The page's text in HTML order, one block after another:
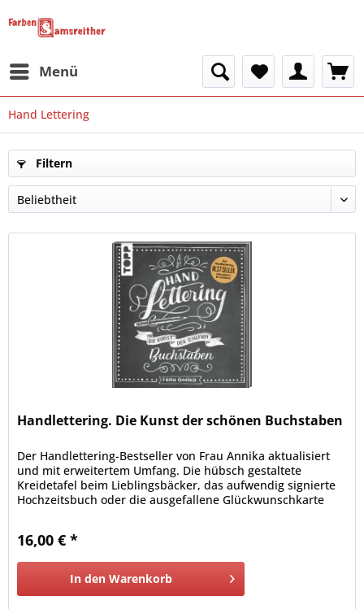
Menü
Hand Lettering
Filtern
Handlettering. Die Kunst der schönen Buchstaben
Der Handlettering-Bestseller von Frau Annika aktualisiert
und mit erweitertem Umfang. Die hübsch gestaltete
Kreidetafel beim Lieblingsbäcker, das aufwendig signierte
Hochzeitsbuch oder die ausgefallene Glückwunschkarte
16,00 € *
In den Warenkorb